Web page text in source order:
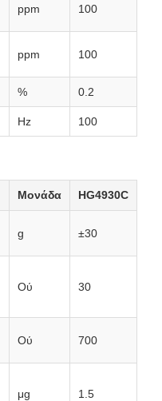
ppm 100
ppm 100
% 0.2
Hz 100
Μονάδα HG4930C
g ±30
Ού 30
Ού 700
μg 1.5